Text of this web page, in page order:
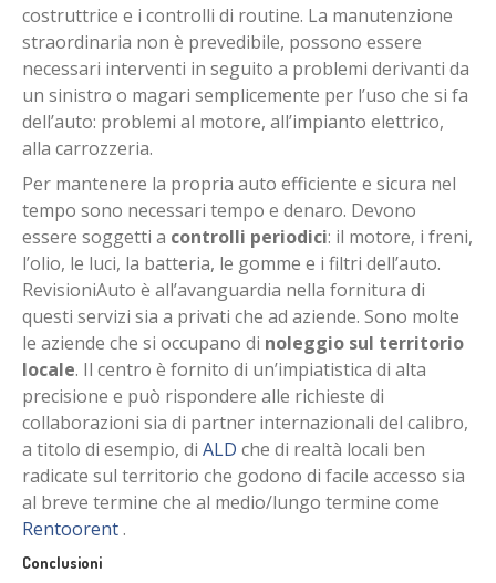
costruttrice e i controlli di routine. La manutenzione
straordinaria non è prevedibile, possono essere
necessari interventi in seguito a problemi derivanti da
un sinistro o magari semplicemente per l’uso che si fa
dell’auto: problemi al motore, all’impianto elettrico,
alla carrozzeria.
Per mantenere la propria auto efficiente e sicura nel
tempo sono necessari tempo e denaro. Devono
essere soggetti a controlli periodici: il motore, i freni,
l’olio, le luci, la batteria, le gomme e i filtri dell’auto.
RevisioniAuto è all’avanguardia nella fornitura di
questi servizi sia a privati che ad aziende. Sono molte
le aziende che si occupano di noleggio sul territorio
locale. Il centro è fornito di un’impiatistica di alta
precisione e può rispondere alle richieste di
collaborazioni sia di partner internazionali del calibro,
a titolo di esempio, di ALD che di realtà locali ben
radicate sul territorio che godono di facile accesso sia
al breve termine che al medio/lungo termine come
Rentoorent.
Conclusioni